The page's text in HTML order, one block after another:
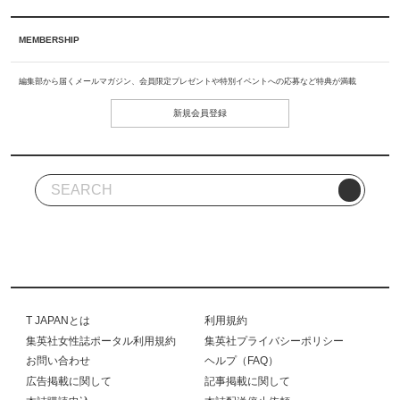
MEMBERSHIP
編集部から届くメールマガジン、会員限定プレゼントや特別イベントへの応募など特典が満載
新規会員登録
T JAPANとは
利用規約
集英社女性誌ポータル利用規約
集英社プライバシーポリシー
お問い合わせ
ヘルプ（FAQ）
広告掲載に関して
記事掲載に関して